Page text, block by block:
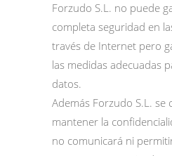
Forzudo S.L. no puede
completa seguridad en
través de Internet pero
las medidas adecuadas
datos.
Además Forzudo S.L. se
mantener la
no comunicará ni